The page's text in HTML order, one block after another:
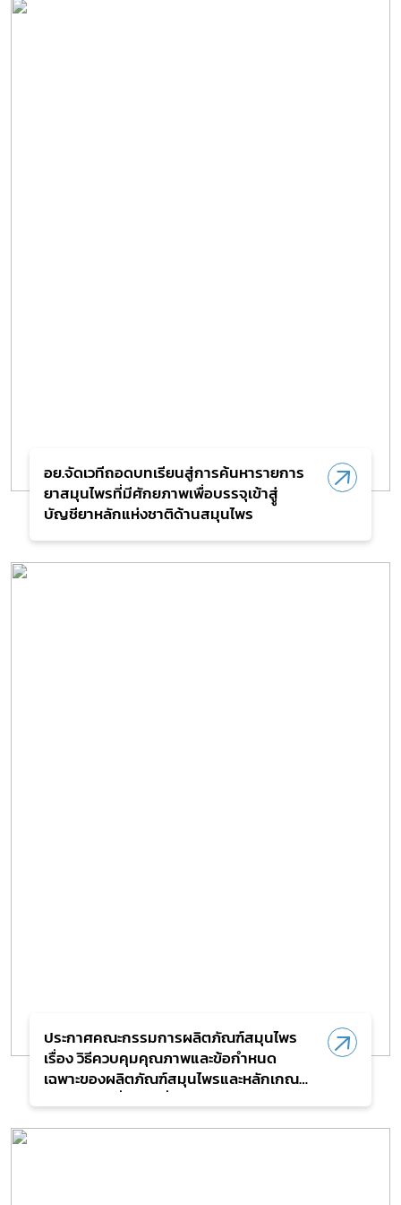
อย.จัดเวทีถอดบทเรียนสู่การค้นหารายการ
ยาสมุนไพรที่มีศักยภาพเพื่อบรรจุเข้าสูู่
บัญชียาหลักแห่งชาติด้านสมุนไพร
ประกาศคณะกรรมการผลิตภัณฑ์สมุนไพร
เรื่อง วิธีควบคุมคุณภาพและข้อกำหนด
เฉพาะของผลิตภัณฑ์สมุนไพรและหลักเกณฑ์
วิธีการ และเงื่อนไขเกี่ยวกับหนังสือรับรอง